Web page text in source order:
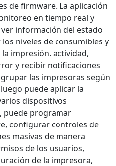
de firmware. La aplicación
en tiempo real y
información del estado
niveles de consumibles y
impresión. actividad,
y recibir notificaciones
las impresoras según
puede aplicar la
dispositivos
puede programar
configurar controles de
masivas de manera
de los usuarios,
de la impresora,